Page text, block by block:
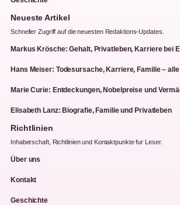
Neueste Artikel
Schneller Zugriff auf die neuesten Redaktions-Updates.
Markus Krösche: Gehalt, Privatleben, Karriere bei
Hans Meiser: Todesursache, Karriere, Familie –
Marie Curie: Entdeckungen, Nobelpreise und
Elisabeth Lanz: Biografie, Familie und Privatleben
Richtlinien
Inhaberschaft, Richtlinien und Kontaktpunkte fur Leser.
Über uns
Kontakt
Geschichte